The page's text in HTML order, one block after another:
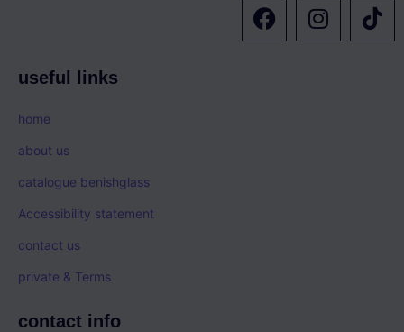
useful links
home
about us
catalogue benishglass
Accessibility statement
contact us
private & Terms
contact info